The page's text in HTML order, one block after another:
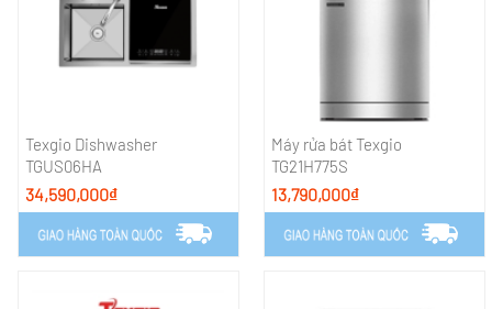
Texgio Dishwasher
TGUS06HA
34,590,000₫
Máy rửa bát Texgio
TG21H775S
13,790,000₫